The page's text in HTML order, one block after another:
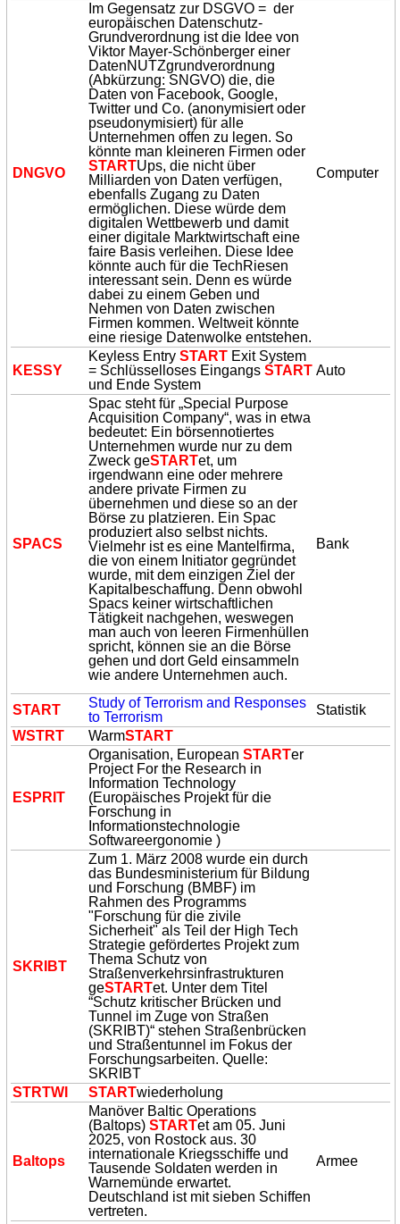
DNGVO
Im Gegensatz zur DSGVO = der
europäischen Datenschutz-
Grundverordnung ist die Idee von
Viktor Mayer-Schönberger einer
DatenNUTZgrundverordnung
(Abkürzung: SNGVO) die, die
Daten von Facebook, Google,
Twitter und Co. (anonymisiert oder
pseudonymisiert) für alle
Unternehmen offen zu legen. So
könnte man kleineren Firmen oder
STARTUps, die nicht über
Milliarden von Daten verfügen,
ebenfalls Zugang zu Daten
ermöglichen. Diese würde dem
digitalen Wettbewerb und damit
einer digitale Marktwirtschaft eine
faire Basis verleihen. Diese Idee
könnte auch für die TechRiesen
interessant sein. Denn es würde
dabei zu einem Geben und
Nehmen von Daten zwischen
Firmen kommen. Weltweit könnte
eine riesige Datenwolke entstehen.
Computer
KESSY
Keyless EntrySTART Exit System
= Schlüsselloses EingangsSTART
und Ende System
Auto
SPACS
Spac steht für „Special Purpose
Acquisition Company“, was in etwa
bedeutet: Ein börsennotiertes
Unternehmen wurde nur zu dem
Zweck geSTARTet, um
irgendwann eine oder mehrere
andere private Firmen zu
übernehmen und diese so an der
Börse zu platzieren. Ein Spac
produziert also selbst nichts.
Vielmehr ist es eine Mantelfirma,
die von einem Initiator gegründet
wurde, mit dem einzigen Ziel der
Kapitalbeschaffung. Denn obwohl
Spacs keiner wirtschaftlichen
Tätigkeit nachgehen, weswegen
man auch von leeren Firmenhüllen
spricht, können sie an die Börse
gehen und dort Geld einsammeln
wie andere Unternehmen auch.
Bank
START
Study of Terrorism and Responses
to Terrorism
Statistik
WSTRT
WarmSTART
ESPRIT
Organisation, EuropeanSTARTer
Project For the Research in
Information Technology
(Europäisches Projekt für die
Forschung in
Informationstechnologie
Softwareergonomie )
SKRIBT
Zum 1. März 2008 wurde ein durch
das Bundesministerium für Bildung
und Forschung (BMBF) im
Rahmen des Programms
"Forschung für die zivile
Sicherheit" als Teil der High Tech
Strategie gefördertes Projekt zum
Thema Schutz von
Straßenverkehrsinfrastrukturen
geSTARTet. Unter dem Titel
“Schutz kritischer Brücken und
Tunnel im Zuge von Straßen
(SKRIBT)“ stehen Straßenbrücken
und Straßentunnel im Fokus der
Forschungsarbeiten. Quelle:
SKRIBT
STRTWI
STARTwiederholung
Baltops
Manöver Baltic Operations
(Baltops)STARTet am 05. Juni
2025, von Rostock aus. 30
internationale Kriegsschiffe und
Tausende Soldaten werden in
Warnemünde erwartet.
Deutschland ist mit sieben Schiffen
vertreten.
Armee